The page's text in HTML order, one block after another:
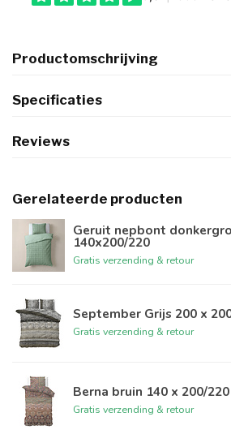
Productomschrijving
Specificaties
Reviews
Gerelateerde producten
Geruit nepbont
140x200/220
Gratis verzending & retour
September Grijs 200 x
Gratis verzending & retour
Berna bruin 140 x 200/220
Gratis verzending & retour